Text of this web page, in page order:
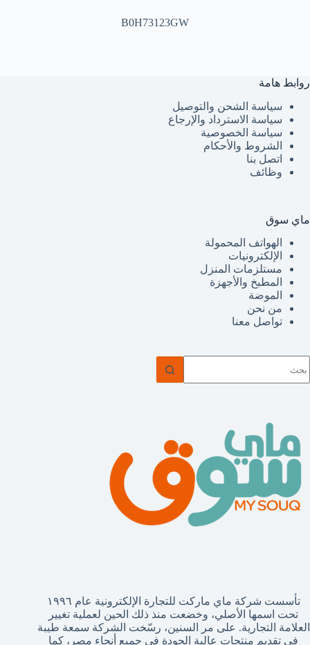
B0H73123GW
روابط هامة
سياسة الشحن والتوصيل
سياسة الاسترداد والإرجاع
سياسة الخصوصية
الشروط والأحكام
اتصل بنا
وظائف
ماي سوق
الهواتف المحمولة
الإلكترونيات
مستلزمات المنزل
المطبخ والأجهزة
الموضة
من نحن
تواصل معنا
توجد
تأسست شركة ماي ماركت للتجارة الإلكترونية عام ١٩٩٦
تحت اسمها الأصلي، وخضعت منذ ذلك الحين لعملية تغيير
العلامة التجارية. على مر السنين، رسّخت الشركة سمعة طيبة
في تقديم منتجات عالية الجودة في جميع أنحاء مصر، كما